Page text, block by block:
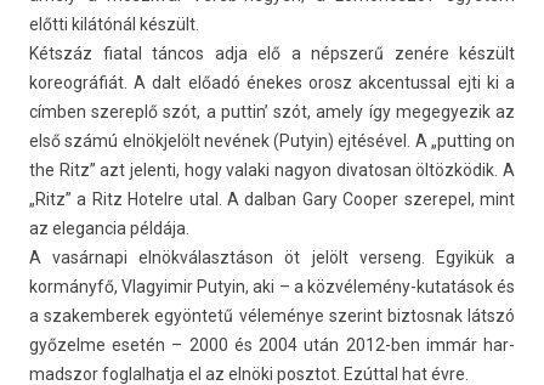
előtti kilátónál készült.
Kétszáz fiat­al táncos adja elő a népszerű zenére készült
koreog­ráfiát. A dalt előadó énekes orosz ak­centuss­al ejti ki a
címben szereplő szót, a put­tin’ szót, amely így megegyezik az
első számú elnökjelölt nevének (Putyin) ejtésével. A „putt­ing on
the Ritz” azt jelen­ti, hogy valaki nagyon di­vatosan öltözködik. A
„Ritz” a Ritz Hotel­re utal. A dal­ban Gary Co­op­er szerepel, mint
az elegan­cia példája.
A vasárnapi elnökválasztáson öt jelölt ver­seng. Egyikük a
kormányfő, Vlagyimir Putyin, aki – a közvélemény-kutatások és
a szakem­berek egyöntetű véleménye szerint bi­ztos­nak látszó
győzelme esetén – 2000 és 2004 után 2012-ben immár har­
madszor fog­lalhat­ja el az elnöki posztot. Ezúttal hat évre.